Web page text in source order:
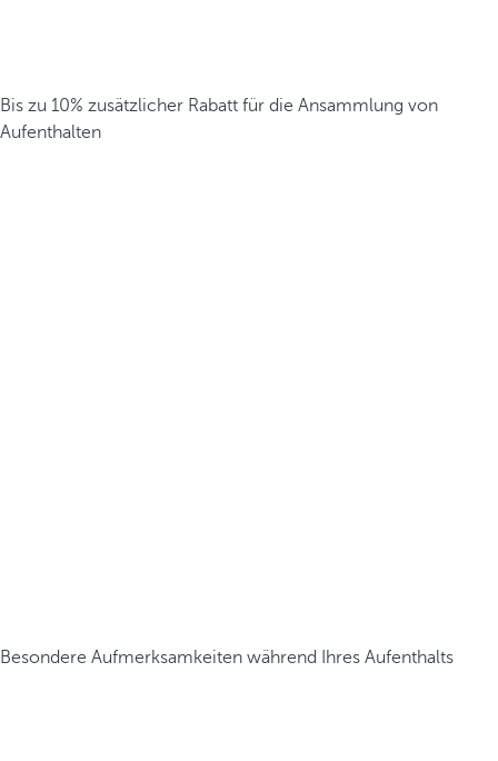
Bis zu 10% zusätzlicher Rabatt für die Ansammlung von
Aufenthalten
Besondere Aufmerksamkeiten während Ihres Aufenthalts